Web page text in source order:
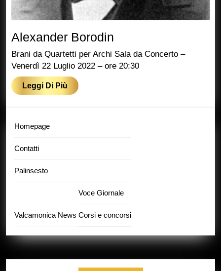
Alexander Borodin
Borodin
Brani da Quartetti per Archi Sala da Concerto –
Venerdì 22 Luglio 2022 – ore 20:30
Leggi Di Più Leggi
Di
Homepage
Contatti
Palinsesto
Valcamonica News
Voce Giornale
Corsi e concorsi